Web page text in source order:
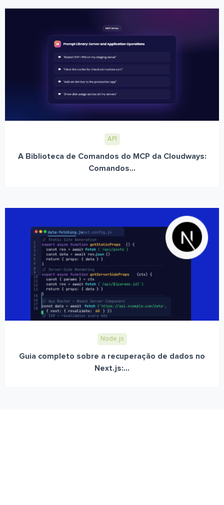
API
A Biblioteca de Comandos do MCP da Cloudways:
Comandos...
Node.js
Guia completo sobre a recuperação de dados no
Next.js:...